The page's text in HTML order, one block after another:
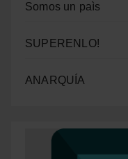
Somos un paìs
SUPERENLO!
ANARQUÍA